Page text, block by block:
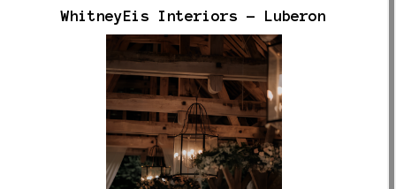
WhitneyEis Interiors - Luberon